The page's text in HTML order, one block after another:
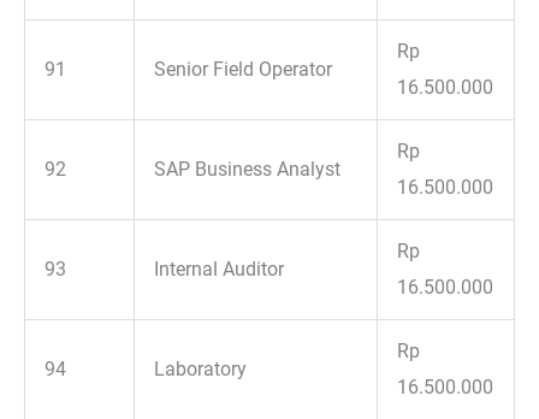
91 Senior Field Operator
Rp
16.500.000
92 SAP Business Analyst
Rp
16.500.000
93 Internal Auditor
Rp
16.500.000
94 Laboratory
Rp
16.500.000